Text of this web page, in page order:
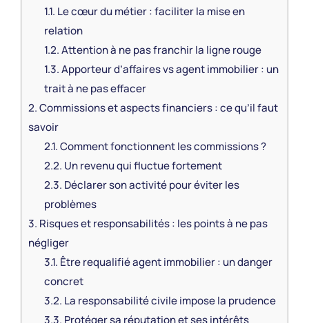
1.1. Le cœur du métier : faciliter la mise en
relation
1.2.Attention à ne pas franchir la ligne rouge
1.3.Apporteur d’affaires vs agent immobilier : un
trait à ne pas effacer
2.Commissions et aspects financiers : ce qu’il faut
savoir
2.1.Comment fonctionnent les commissions ?
2.2. Un revenu qui fluctue fortement
2.3. Déclarer son activité pour éviter les
problèmes
3. Risques et responsabilités : les points à ne pas
négliger
3.1. Être requalifié agent immobilier : un danger
concret
3.2. La responsabilité civile impose la prudence
3.3. Protéger sa réputation et ses intérêts